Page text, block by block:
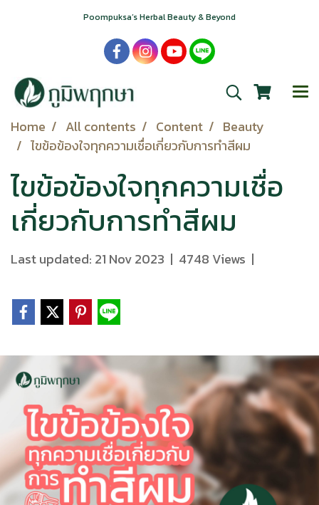
Poompuksa’s Herbal Beauty & Beyond
Home All contents Content
Beauty
ไขข้อข้องใจทุกความเชื่อเกี่ยวกับการทำสีผม
ไขข้อข้องใจทุกความเชื่อ
เกี่ยวกับการทำสีผม
Last updated: 21 Nov 2023 | 4748 Views |